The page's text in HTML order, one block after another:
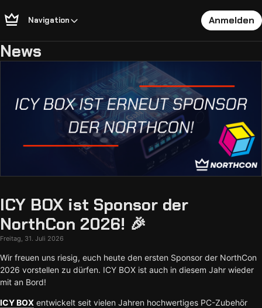
Navigation Anmelden
News
ICY BOX ist Sponsor der
NorthCon 2026! 🎉
Freitag, 31. Juli 2026
Wir freuen uns riesig, euch heute den ersten Sponsor der NorthCon
2026 vorstellen zu dürfen. ICY BOX ist auch in diesem Jahr wieder
mit an Bord!
ICY BOX entwickelt seit vielen Jahren hochwertiges PC-Zubehör